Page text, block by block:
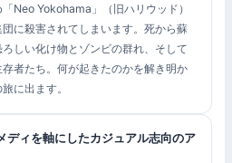
Neo Yokohama」（旧ハリウッド）
に殺害されてしまいます。死から蘇
しい化け物とゾンビの群れ、そして
者たち。何が起きたのかを解き明か
に出ます。
ディを軸にしたカジュアル志向のア